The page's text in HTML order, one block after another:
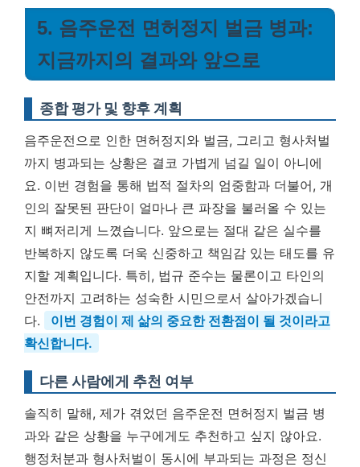
5. 음주운전 면허정지 벌금 병과:
지금까지의 결과와 앞으로
종합 평가 및 향후 계획
음주운전으로 인한 면허정지와 벌금, 그리고 형사처벌
까지 병과되는 상황은 결코 가볍게 넘길 일이 아니에
요. 이번 경험을 통해 법적 절차의 엄중함과 더불어, 개
인의 잘못된 판단이 얼마나 큰 파장을 불러올 수 있는
지 뼈저리게 느꼈습니다. 앞으로는 절대 같은 실수를
반복하지 않도록 더욱 신중하고 책임감 있는 태도를 유
지할 계획입니다. 특히, 법규 준수는 물론이고 타인의
안전까지 고려하는 성숙한 시민으로서 살아가겠습니
다.
이번 경험이 제 삶의 중요한 전환점이 될 것이라고
확신합니다.
다른 사람에게 추천 여부
솔직히 말해, 제가 겪었던 음주운전 면허정지 벌금 병
과와 같은 상황을 누구에게도 추천하고 싶지 않아요.
행정처분과 형사처벌이 동시에 부과되는 과정은 정신